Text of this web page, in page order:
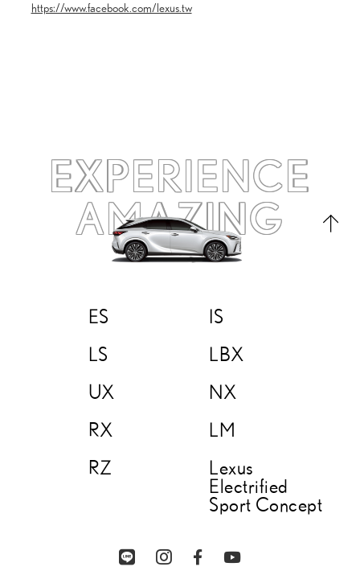
https://www.facebook.com/lexus.tw
EXPERIENCE
AMAZING
ES
IS
LS
LBX
UX
NX
RX
LM
RZ
Lexus
Electrified
Sport Concept